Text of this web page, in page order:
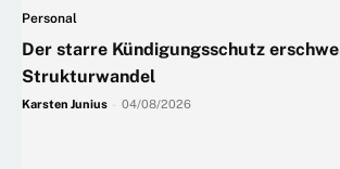
Personal
Der starre Kündigungsschutz
Strukturwandel
Karsten Junius 04/08/2026